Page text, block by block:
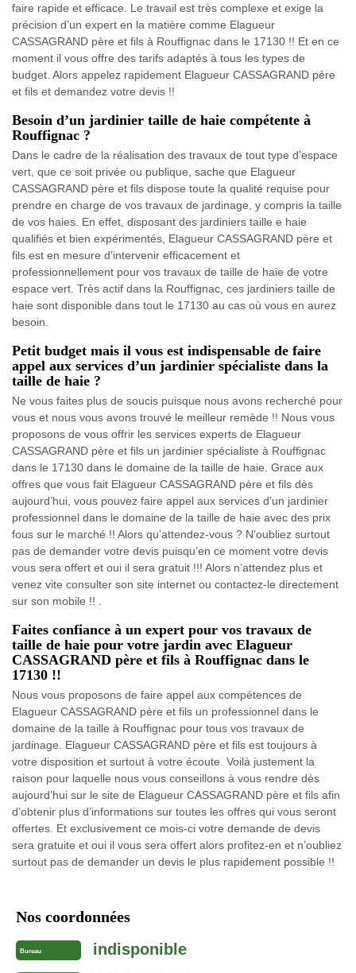
faire rapide et efficace. Le travail est très complexe et exige la
précision d’un expert en la matière comme Elagueur
CASSAGRAND père et fils à Rouffignac dans le 17130 !! Et en ce
moment il vous offre des tarifs adaptés à tous les types de
budget. Alors appelez rapidement Elagueur CASSAGRAND père
et fils et demandez votre devis !!
Besoin d’un jardinier taille de haie compétente à
Rouffignac ?
Dans le cadre de la réalisation des travaux de tout type d’espace
vert, que ce soit privée ou publique, sache que Elagueur
CASSAGRAND père et fils dispose toute la qualité requise pour
prendre en charge de vos travaux de jardinage, y compris la taille
de vos haies. En effet, disposant des jardiniers taille e haie
qualifiés et bien expérimentés, Elagueur CASSAGRAND père et
fils est en mesure d’intervenir efficacement et
professionnellement pour vos travaux de taille de haie de votre
espace vert. Très actif dans la Rouffignac, ces jardiniers taille de
haie sont disponible dans tout le 17130 au cas où vous en aurez
besoin.
Petit budget mais il vous est indispensable de faire
appel aux services d’un jardinier spécialiste dans la
taille de haie ?
Ne vous faites plus de soucis puisque nous avons recherché pour
vous et nous vous avons trouvé le meilleur remède !! Nous vous
proposons de vous offrir les services experts de Elagueur
CASSAGRAND père et fils un jardinier spécialiste à Rouffignac
dans le 17130 dans le domaine de la taille de haie. Grace aux
offres que vous fait Elagueur CASSAGRAND père et fils dès
aujourd’hui, vous pouvez faire appel aux services d’un jardinier
professionnel dans le domaine de la taille de haie avec des prix
fous sur le marché !! Alors qu’attendez-vous ? N’oubliez surtout
pas de demander votre devis puisqu’en ce moment votre devis
vous sera offert et oui il sera gratuit !!! Alors n’attendez plus et
venez vite consulter son site internet ou contactez-le directement
sur son mobile !! .
Faites confiance à un expert pour vos travaux de
taille de haie pour votre jardin avec Elagueur
CASSAGRAND père et fils à Rouffignac dans le
17130 !!
Nous vous proposons de faire appel aux compétences de
Elagueur CASSAGRAND père et fils un professionnel dans le
domaine de la taille à Rouffignac pour tous vos travaux de
jardinage. Elagueur CASSAGRAND père et fils est toujours à
votre disposition et surtout à votre écoute. Voilà justement la
raison pour laquelle nous vous conseillons à vous rendre dès
aujourd’hui sur le site de Elagueur CASSAGRAND père et fils afin
d’obtenir plus d’informations sur toutes les offres qui vous seront
offertes. Et exclusivement ce mois-ci votre demande de devis
sera gratuite et oui il vous sera offert alors profitez-en et n’oubliez
surtout pas de demander un devis le plus rapidement possible !!
Nos coordonnées
Bureau indisponible